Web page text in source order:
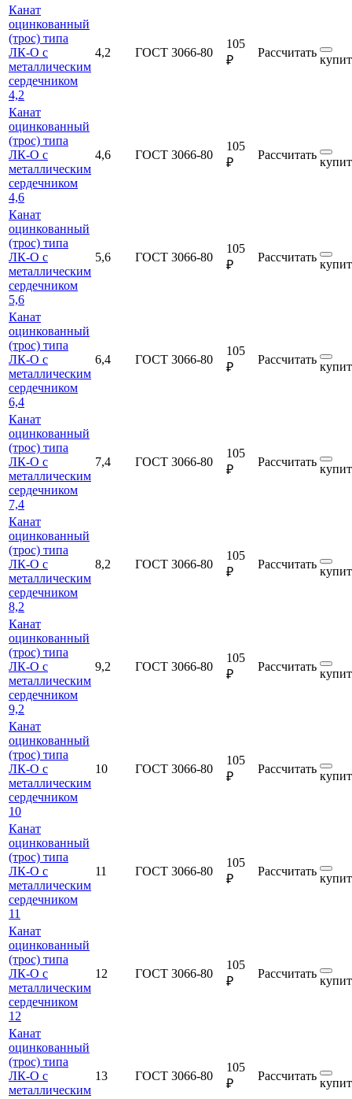
Канат
оцинкованный
(трос) типа
ЛК-О с
металлическим
сердечником
4,2
4,2 ГОСТ 3066-80
105
₽
Рассчитать
Канат
оцинкованный
(трос) типа
ЛК-О с
металлическим
сердечником
4,6
4,6 ГОСТ 3066-80
105
₽
Рассчитать
Канат
оцинкованный
(трос) типа
ЛК-О с
металлическим
сердечником
5,6
5,6 ГОСТ 3066-80
105
₽
Рассчитать
Канат
оцинкованный
(трос) типа
ЛК-О с
металлическим
сердечником
6,4
6,4 ГОСТ 3066-80
105
₽
Рассчитать
Канат
оцинкованный
(трос) типа
ЛК-О с
металлическим
сердечником
7,4
7,4 ГОСТ 3066-80
105
₽
Рассчитать
Канат
оцинкованный
(трос) типа
ЛК-О с
металлическим
сердечником
8,2
8,2 ГОСТ 3066-80
105
₽
Рассчитать
Канат
оцинкованный
(трос) типа
ЛК-О с
металлическим
сердечником
9,2
9,2 ГОСТ 3066-80
105
₽
Рассчитать
Канат
оцинкованный
(трос) типа
ЛК-О с
металлическим
сердечником
10
10 ГОСТ 3066-80
105
₽
Рассчитать
Канат
оцинкованный
(трос) типа
ЛК-О с
металлическим
сердечником
11
11 ГОСТ 3066-80
105
₽
Рассчитать
Канат
оцинкованный
(трос) типа
ЛК-О с
металлическим
сердечником
12
12 ГОСТ 3066-80
105
₽
Рассчитать
Канат
оцинкованный
(трос) типа
ЛК-О с
металлическим
13 ГОСТ 3066-80
105
₽
Рассчитать